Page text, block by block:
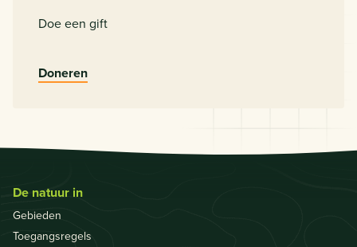
Doe een gift
Doneren
De natuur in
Gebieden
Toegangsregels